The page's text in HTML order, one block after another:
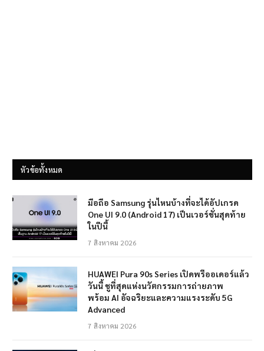
หัวข้อทั้งหมด
มือถือ Samsung รุ่นไหนบ้างที่จะได้อัปเกรด
One UI 9.0 (Android 17) เป็นเวอร์ชั่นสุดท้าย
ในปีนี้
7 สิงหาคม 2026
HUAWEI Pura 90s Series เปิดพรีออเดอร์แล้ว
วันนี้ ชูที่สุดแห่งนวัตกรรมการถ่ายภาพ
พร้อม AI อัจฉริยะและความแรงระดับ 5G
Advanced
7 สิงหาคม 2026